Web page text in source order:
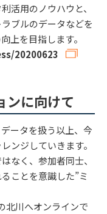
活用のノウハウと、
ブルのデータなどを
上を目指します。
20200623
ンに向けて
ータを扱う以上、今
ンジしていきます。
なく、参加者同士、
ことを意識した”ミ
北川へオンラインで